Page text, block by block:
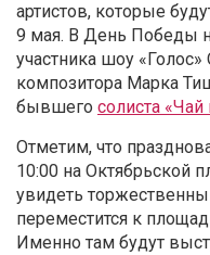
артистов, которые
9 мая. В День Победы
участника шоу
композитора Марка
бывшего солиста
Отметим, что
10:00 на Октябрьской
увидеть
переместится к
Именно там будут